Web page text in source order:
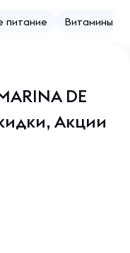
питание Витамины
DE
Акции